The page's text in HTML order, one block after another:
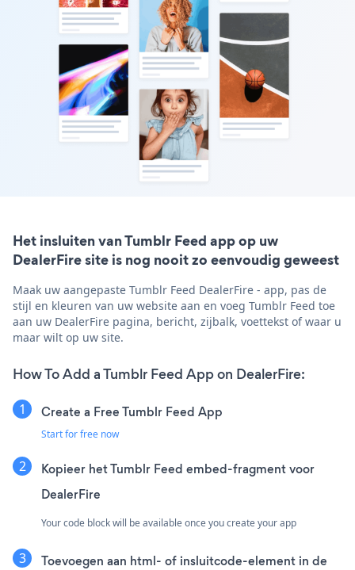
Het insluiten van Tumblr Feed app op uw
DealerFire site is nog nooit zo eenvoudig geweest
Maak uw aangepaste Tumblr Feed DealerFire - app, pas de
stijl en kleuren van uw website aan en voeg Tumblr Feed toe
aan uw DealerFire pagina, bericht, zijbalk, voettekst of waar u
maar wilt op uw site.
How To Add a Tumblr Feed App on DealerFire:
Create a Free Tumblr Feed App
Start for free now
Kopieer het Tumblr Feed embed-fragment voor
DealerFire
Your code block will be available once you create your app
Toevoegen aan html- of insluitcode-element in de